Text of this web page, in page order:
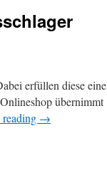
erfüllen diese eine
übernimmt
→